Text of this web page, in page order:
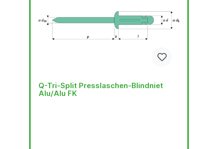
Q-Tri-Split Presslaschen-Blindniet
Alu/Alu FK